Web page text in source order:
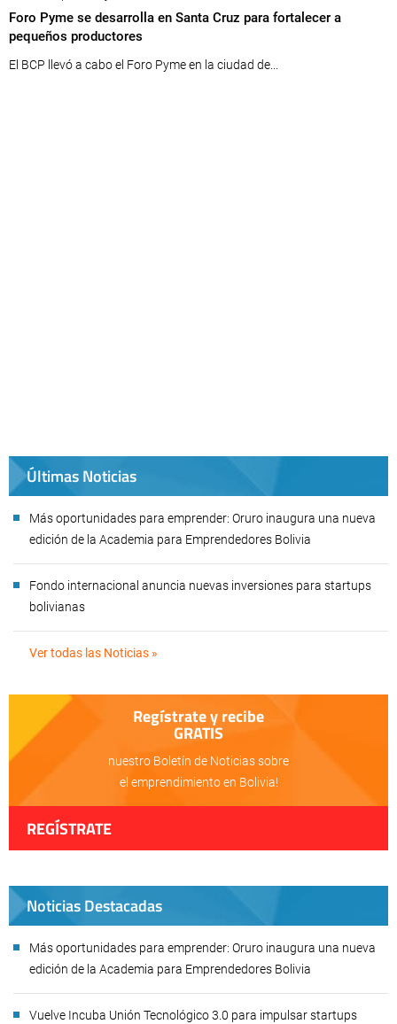
Foro Pyme se desarrolla en Santa Cruz para fortalecer a
pequeños productores
El BCP llevó a cabo el Foro Pyme en la ciudad de...
Últimas Noticias
Más oportunidades para emprender: Oruro inaugura una nueva
edición de la Academia para Emprendedores Bolivia
Fondo internacional anuncia nuevas inversiones para startups
bolivianas
Ver todas las Noticias »
Regístrate y recibe
GRATIS
nuestro Boletín de Noticias sobre
el emprendimiento en Bolivia!
REGÍSTRATE
Noticias Destacadas
Más oportunidades para emprender: Oruro inaugura una nueva
edición de la Academia para Emprendedores Bolivia
Vuelve Incuba Unión Tecnológico 3.0 para impulsar startups